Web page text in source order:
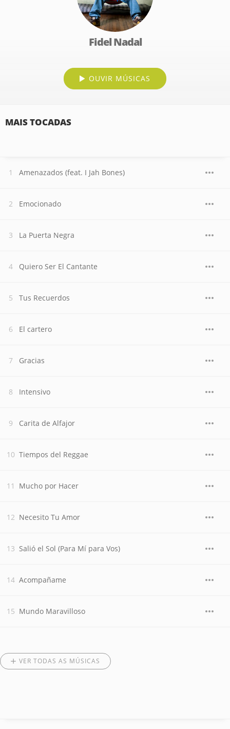
Fidel Nadal
OUVIR MÚSICAS
MAIS TOCADAS
Amenazados (feat. I Jah Bones)
Emocionado
La Puerta Negra
Quiero Ser El Cantante
Tus Recuerdos
El cartero
Gracias
Intensivo
Carita de Alfajor
Tiempos del Reggae
Mucho por Hacer
Necesito Tu Amor
Salió el Sol (Para Mí para Vos)
Acompañame
Mundo Maravilloso
VER TODAS AS MÚSICAS